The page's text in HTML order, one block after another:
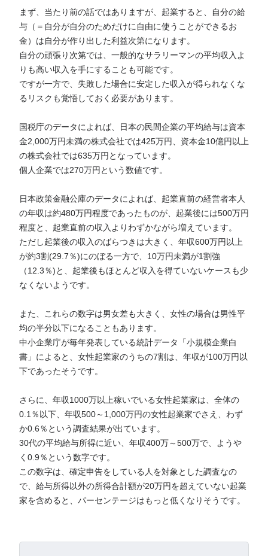
まず、当たり前の話ではありますが、起業すると、自分の給
与（＝自分が自分のためだけに自由に使うことができるお
金）は自分が作り出した利益次第になります。
自分の頑張り次第では、一般的なサラリーマンの平均収入よ
りも高い収入を手にすることも可能です。
ですが一方で、失敗した場合に安定した収入が得られなくな
るリスクも覚悟しておく必要があります。
国税庁のデータによれば、日本の民間企業の平均給与は資本
金2,000万円未満の株式会社では425万円、資本金10億円以上
の株式会社では635万円となっています。
個人企業では270万円という数値です。
日本政策金融公庫のデータによれば、起業直前の経営者本人
の年収は約480万円程度であったものが、起業後には500万円
程度と、起業直前の収入よりわずかながら増えています。
ただし起業後の収入のばらつきは大きく、年収600万円以上
が約3割(29.7％)にのぼる一方で、10万円未満が1割強
（12.3％)と、起業後もほとんど収入を得ていないケースも少
なくないようです。
また、これらの数字は男女差も大きく、女性の場合は男性平
均の半分以下になることもあります。
中小企業庁が毎年発表している統計データ「小規模企業白
書」によると、女性起業家のうちの7割は、年収が100万円以
下であったそうです。
さらに、年収1000万以上稼いでいる女性起業家は、全体の
0.1％以下、年収500～1,000万円の女性起業家でさえ、わず
か0.6％という調査結果が出ています。
30代の平均給与所得に近い、年収400万～500万で、ようや
く0.9％という数字です。
この数字は、確定申告をしている人を対象とした調査なの
で、給与所得以外の所得合計額が20万円を超えていない起業
家を含めると、パーセンテージはもっと低くなりそうです。